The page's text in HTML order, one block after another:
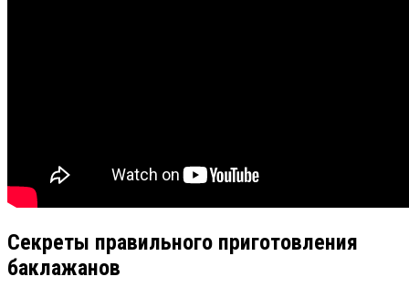
Секреты правильного приготовления
баклажанов